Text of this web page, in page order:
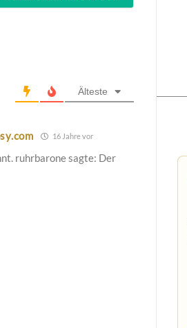
Älteste
16 Jahre vor
ruhrbarone sagte: Der